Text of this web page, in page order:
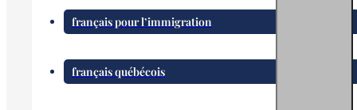
français pour l’immigration
français québécois